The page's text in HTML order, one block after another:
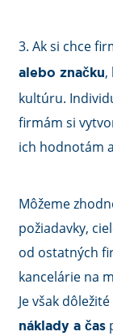
3. Ak si chce
alebo značku,
kultúru.
firmám si
ich hodnotám
Môžeme
požiadavky,
od ostatných
kancelárie na
Je však
náklady a čas